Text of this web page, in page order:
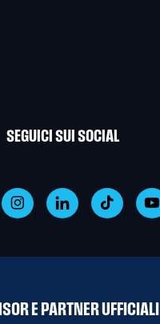
SEGUICI SUI SOCIAL
E PARTNER UFFICIALI